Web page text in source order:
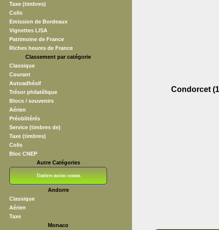
Taxe (timbres)
Colis
Emission de Bordeaux
Vignettes LISA
Patrimoine de France
Riches heures de France
Classement par catégorie
Classique
Courant
Autoadhésif
Trésor philatélique
Blocs / souvenirs
Aérien
Préoblitérés
Service (timbres de)
Taxe (timbres)
Colis
Bloc CNEP
Autre Catégories
Timbres moins connus
Andorre
Classique
Aérien
Taxe
Monaco
Condorcet